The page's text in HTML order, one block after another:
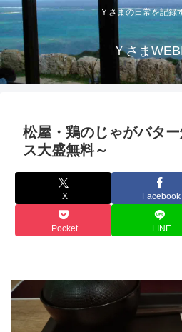
Ｙさまの日常を記録
Ｙさま
松屋・鶏のじゃがバタ
ス大盛無料～
X Facebook
Pocket LINE